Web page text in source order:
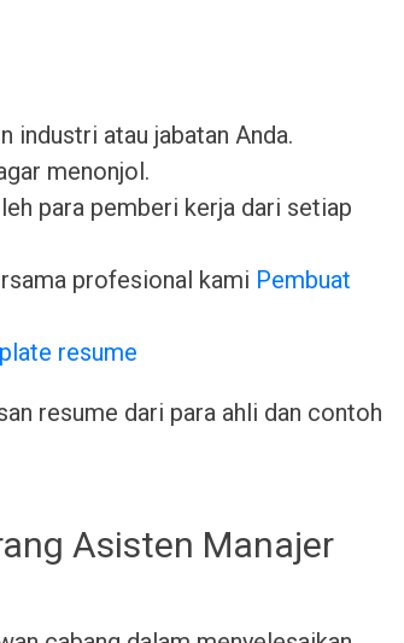
industri atau jabatan Anda.
menonjol.
para pemberi kerja dari setiap
profesional kami Pembuat
resume
resume dari para ahli dan contoh
Asisten Manajer